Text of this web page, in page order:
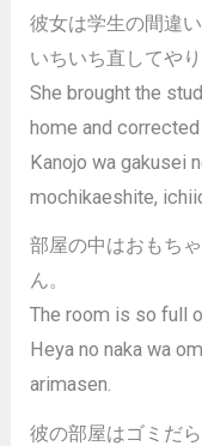
彼女は学生の間違
いちいち直してやり
She brought the
home and
Kanojo wa gakusei
mochikaeshite,
部屋の中はおもち
ん。
The room is so full
Heya no naka wa
arimasen.
彼の部屋はゴミだら